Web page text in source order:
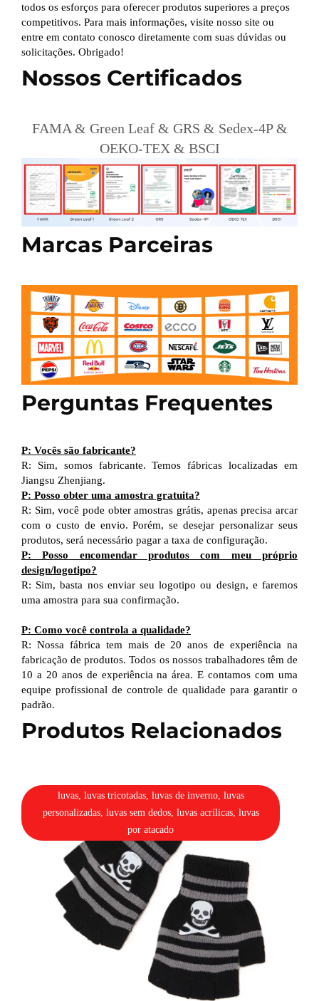
todos os esforços para oferecer produtos superiores a preços
competitivos. Para mais informações, visite nosso site ou
entre em contato conosco diretamente com suas dúvidas ou
solicitações. Obrigado!
Nossos Certificados
FAMA & Green Leaf & GRS & Sedex-4P &
OEKO-TEX & BSCI
Marcas Parceiras
Perguntas Frequentes
P: Vocês são fabricante?
R: Sim, somos fabricante. Temos fábricas localizadas em
Jiangsu Zhenjiang.
P: Posso obter uma amostra gratuita?
R: Sim, você pode obter amostras grátis, apenas precisa arcar
com o custo de envio. Porém, se desejar personalizar seus
produtos, será necessário pagar a taxa de configuração.
P: Posso encomendar produtos com meu próprio
design/logotipo?
R: Sim, basta nos enviar seu logotipo ou design, e faremos
uma amostra para sua confirmação.
P: Como você controla a qualidade?
R: Nossa fábrica tem mais de 20 anos de experiência na
fabricação de produtos. Todos os nossos trabalhadores têm de
10 a 20 anos de experiência na área. E contamos com uma
equipe profissional de controle de qualidade para garantir o
padrão.
Produtos Relacionados
luvas, luvas tricotadas, luvas de inverno, luvas
personalizadas, luvas sem dedos, luvas acrílicas, luvas
por atacado